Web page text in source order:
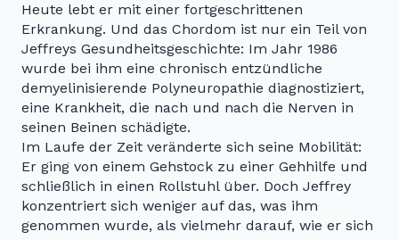
Heute lebt er mit einer fortgeschrittenen
Erkrankung. Und das Chordom ist nur ein Teil von
Jeffreys Gesundheitsgeschichte: Im Jahr 1986
wurde bei ihm eine chronisch entzündliche
demyelinisierende Polyneuropathie diagnostiziert,
eine Krankheit, die nach und nach die Nerven in
seinen Beinen schädigte.
Im Laufe der Zeit veränderte sich seine Mobilität:
Er ging von einem Gehstock zu einer Gehhilfe und
schließlich in einen Rollstuhl über. Doch Jeffrey
konzentriert sich weniger auf das, was ihm
genommen wurde, als vielmehr darauf, wie er sich